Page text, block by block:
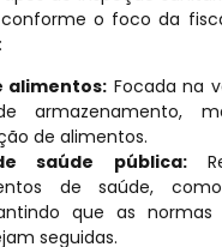
o foco da
alimentos: Focada na
armazenamento,
de alimentos.
saúde pública:
de saúde,
que as
seguidas.